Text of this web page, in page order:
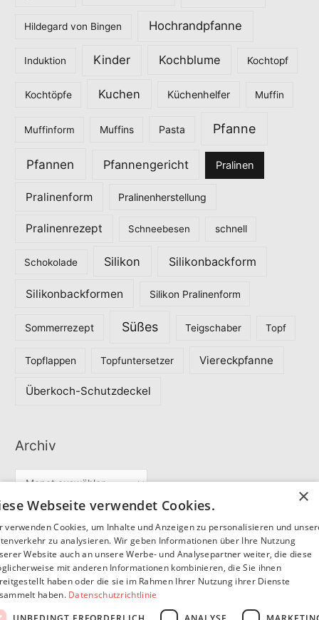
Hildegard von Bingen Hochrandpfanne
Induktion Kinder Kochblume Kochtopf
Kochtöpfe Kuchen Küchenhelfer Muffin
Muffinform Muffins Pasta Pfanne
Pfannen Pfannengericht Pralinen
Pralinenform Pralinenherstellung
Pralinenrezept Schneebesen schnell
Schokolade Silikon Silikonbackform
Silikonbackformen Silikon Pralinenform
Sommerrezept Süßes Teigschaber Topf
Topflappen Topfuntersetzer Viereckpfanne
Überkoch-Schutzdeckel
Archiv
i
v
Partner
SommerSEO
×
Webseite verwendet Cookies.
verwenden Cookies, um Inhalte und Anzeigen zu personalisieren und
zu analysieren. Wir geben Informationen über Ihre Nutzung
Website auch an unsere Werbe- und Analysepartner weiter, die diese
mit anderen Informationen kombinieren, die Sie ihnen
haben oder die sie im Rahmen Ihrer Nutzung ihrer Dienste
haben. Datenschutzrichtlinie